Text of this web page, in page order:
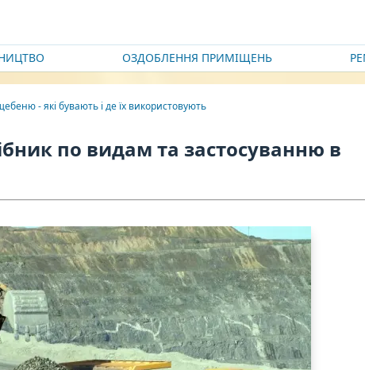
ОЗДОБЛЕННЯ ПРИМІЩЕНЬ
- які бувають і де їх використовують
по видам та застосуванню в